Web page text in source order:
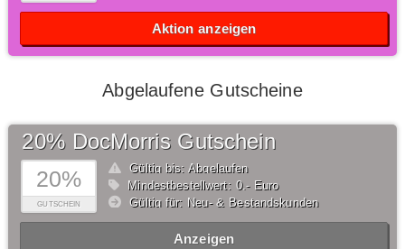
Aktion anzeigen
Abgelaufene Gutscheine
20%
GUTSCHEIN
20% DocMorris Gutschein
Gültig bis: Abgelaufen
Mindestbestellwert: 0,- Euro
Gültig für: Neu- & Bestandskunden
Anzeigen